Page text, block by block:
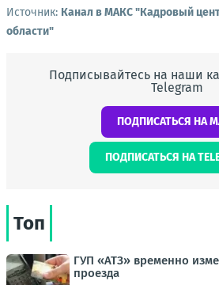
Источник: Канал в МАКС "Кадровый
области"
Подписывайтесь на наши
Telegram
ПОДПИСАТЬСЯ НА
ПОДПИСАТЬСЯ НА
Топ
ГУП «АТЗ» временно
проезда